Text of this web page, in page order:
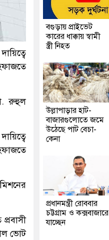
রুহুল
ভোট
বগুড়ায় প্রাইভেট
কারের ধাক্কায় স্বামী
স্ত্রী নিহত
উল্লাপাড়ার হাট-
বাজারগুলোতে জমে
উঠেছে পাট বেচা-
কেনা
প্রধানমন্ত্রী রোববার
চট্টগ্রাম ও কক্সবাজারে
যাচ্ছেন